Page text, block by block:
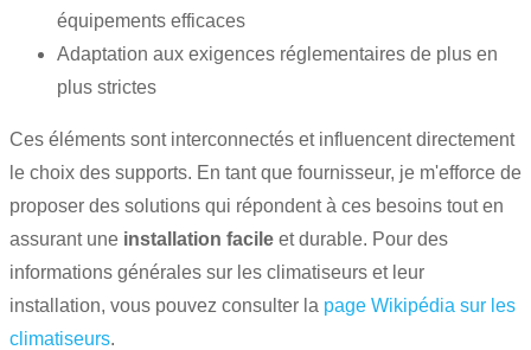
équipements efficaces
Adaptation aux exigences réglementaires de plus en
plus strictes
Ces éléments sont interconnectés et influencent directement
le choix des supports. En tant que fournisseur, je m'efforce de
proposer des solutions qui répondent à ces besoins tout en
assurant une installation facile et durable. Pour des
informations générales sur les climatiseurs et leur
installation, vous pouvez consulter la page Wikipédia sur les
climatiseurs.